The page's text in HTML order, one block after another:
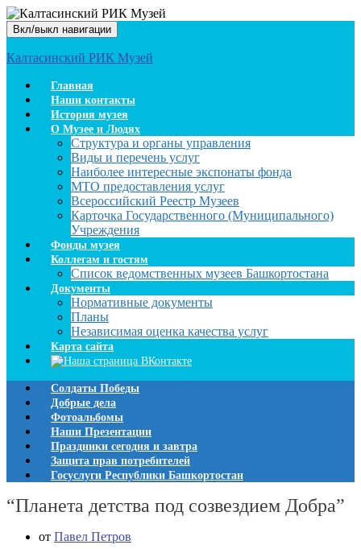
Вкл/выкл навигации
Калтасинский РИК Музей
Главная
Наши контакты
История музея
О Музее и Людях
Структура и органы управления
Виды и перечень услуг
Наиболее интересные экспонаты фонда
МТО предоставления услуг
Всероссийский Реестр Музеев
Карточка Государственного (Муниципального)
Учреждения
Фонды музея
Коллегам и гостям
Список ведомственных музеев Башкортостана
Документы
Нормативные документы
Планы
Независимая оценка качества услуг
Карта сайта
Солдаты Победы
Добрые дела
Фотоальбомы
Наши Презентации
Праздники сегодня и завтра
Защита прав потребителей
Госуслуги Республики Башкортостан
“Планета детства под созвездием Добра”
от Павел Петров